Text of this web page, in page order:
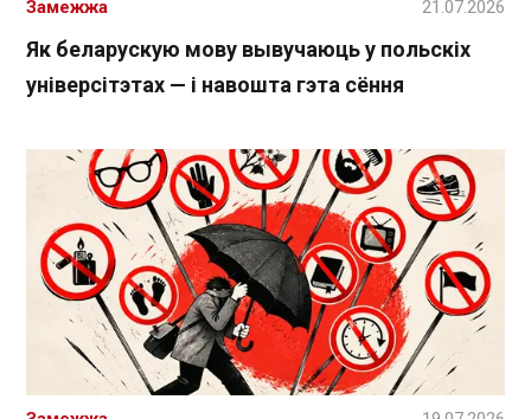
Як беларускую мову вывучаюць у польскіх
універсітэтах — і навошта гэта сёння
Замежжа 21.07.2026